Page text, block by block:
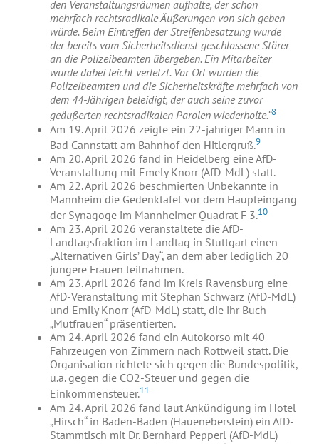
den Veranstaltungsräumen aufhalte, der schon
mehrfach rechtsradikale Äußerungen von sich geben
würde. Beim Eintreffen der Streifenbesatzung wurde
der bereits vom Sicherheitsdienst geschlossene Störer
an die Polizeibeamten übergeben. Ein Mitarbeiter
wurde dabei leicht verletzt. Vor Ort wurden die
Polizeibeamten und die Sicherheitskräfte mehrfach von
dem 44-Jährigen beleidigt, der auch seine zuvor
geäußerten rechtsradikalen Parolen wiederholte.“8
Am 19. April 2026 zeigte ein 22-jähriger Mann in
Bad Cannstatt am Bahnhof den Hitlergruß.9
Am 20. April 2026 fand in Heidelberg eine AfD-
Veranstaltung mit Emely Knorr (AfD-MdL) statt.
Am 22. April 2026 beschmierten Unbekannte in
Mannheim die Gedenktafel vor dem Haupteingang
der Synagoge im Mannheimer Quadrat F 3.10
Am 23. April 2026 veranstaltete die AfD-
Landtagsfraktion im Landtag in Stuttgart einen
„Alternativen Girls’ Day“, an dem aber lediglich 20
jüngere Frauen teilnahmen.
Am 23. April 2026 fand im Kreis Ravensburg eine
AfD-Veranstaltung mit Stephan Schwarz (AfD-MdL)
und Emily Knorr (AfD-MdL) statt, die ihr Buch
„Mutfrauen“ präsentierten.
Am 24. April 2026 fand ein Autokorso mit 40
Fahrzeugen von Zimmern nach Rottweil statt. Die
Organisation richtete sich gegen die Bundespolitik,
u.a. gegen die CO2-Steuer und gegen die
Einkommensteuer.11
Am 24. April 2026 fand laut Ankündigung im Hotel
„Hirsch“ in Baden-Baden (Haueneberstein) ein AfD-
Stammtisch mit Dr. Bernhard Pepperl (AfD-MdL)